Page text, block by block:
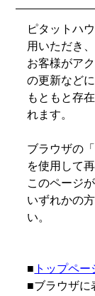
ピタットハ
用いただき
お客様がア
の更新など
もともと存
れます。
ブラウザの
を使用して
このページ
いずれかの
い。
■ トップペー
■ブラウザに